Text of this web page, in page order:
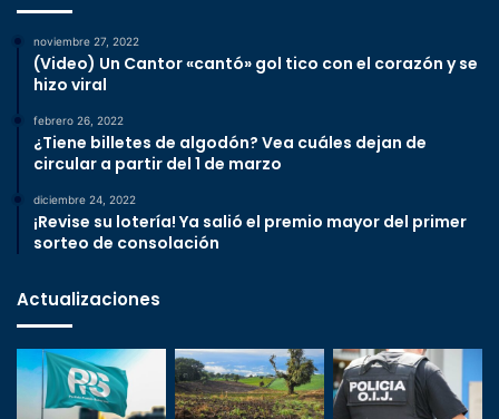
noviembre 27, 2022
(Video) Un Cantor «cantó» gol tico con el corazón y se
hizo viral
febrero 26, 2022
¿Tiene billetes de algodón? Vea cuáles dejan de
circular a partir del 1 de marzo
diciembre 24, 2022
¡Revise su lotería! Ya salió el premio mayor del primer
sorteo de consolación
Actualizaciones